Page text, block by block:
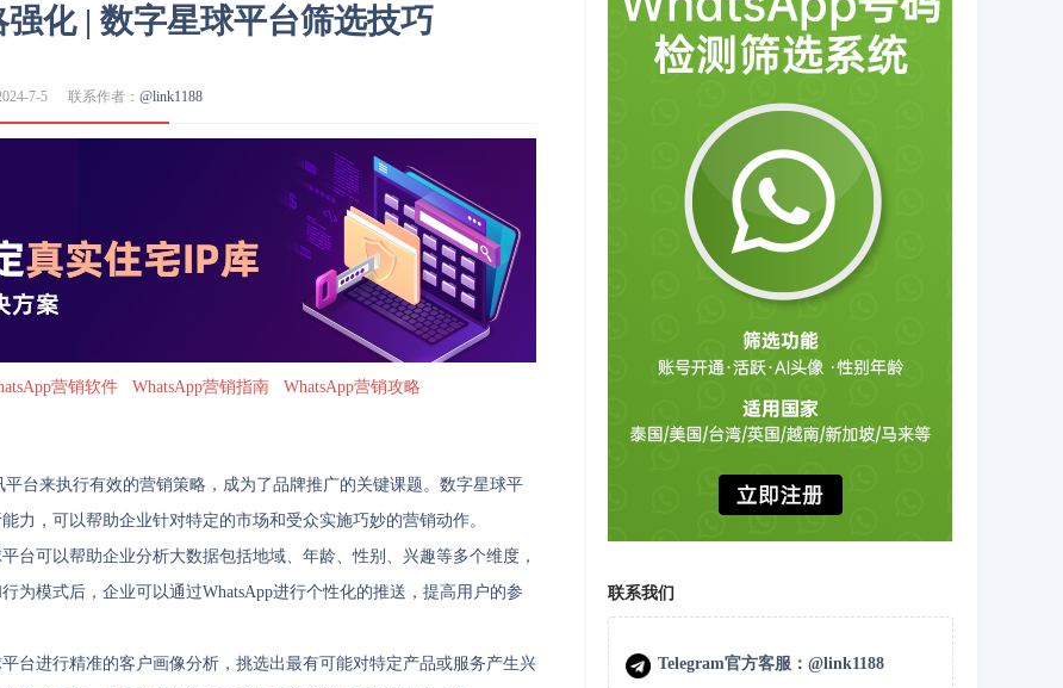
化 | 数字星球平台筛选技巧
7-5 联系作者： @link1188
营销软件 WhatsApp营销指南
WhatsApp营销攻略
台来执行有效的营销策略，成为了品牌推广的关键课题。数字星球平
力，可以帮助企业针对特定的市场和受众实施巧妙的营销动作。
台可以帮助企业分析大数据包括地域、年龄、性别、兴趣等多个维度，
为模式后，企业可以通过WhatsApp进行个性化的推送，提高用户的参
台进行精准的客户画像分析，挑选出最有可能对特定产品或服务产生兴
联系我们
Telegram官方客服：@link1188